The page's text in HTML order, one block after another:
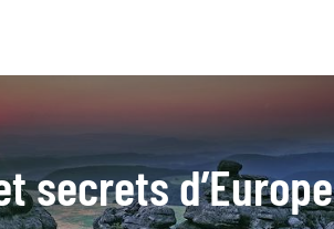
secrets d’Europe